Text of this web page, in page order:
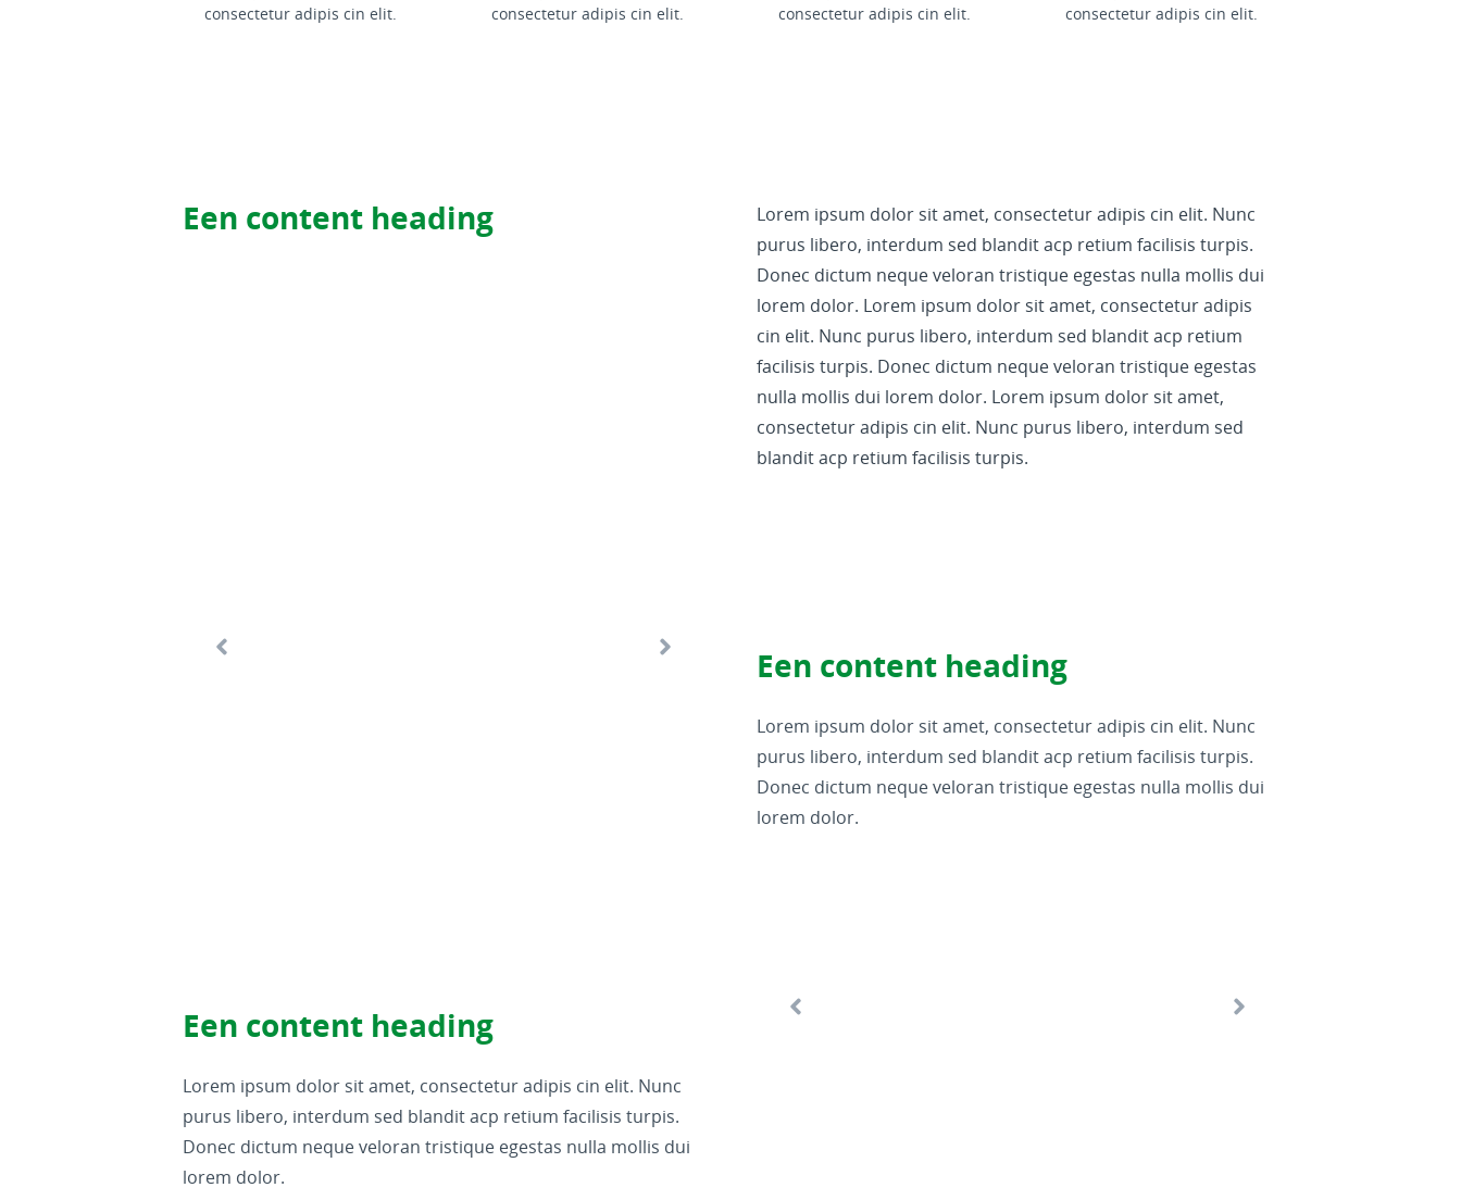
consectetur adipis cin elit.
consectetur adipis cin elit.
consectetur adipis cin elit.
consectetur adipis cin elit.
Een content heading
Lorem ipsum dolor sit amet, consectetur adipis cin elit. Nunc
purus libero, interdum sed blandit acp retium facilisis turpis.
Donec dictum neque veloran tristique egestas nulla mollis dui
lorem dolor. Lorem ipsum dolor sit amet, consectetur adipis
cin elit. Nunc purus libero, interdum sed blandit acp retium
facilisis turpis. Donec dictum neque veloran tristique egestas
nulla mollis dui lorem dolor. Lorem ipsum dolor sit amet,
consectetur adipis cin elit. Nunc purus libero, interdum sed
blandit acp retium facilisis turpis.
Een content heading
Lorem ipsum dolor sit amet, consectetur adipis cin elit. Nunc
purus libero, interdum sed blandit acp retium facilisis turpis.
Donec dictum neque veloran tristique egestas nulla mollis dui
lorem dolor.
Een content heading
Lorem ipsum dolor sit amet, consectetur adipis cin elit. Nunc
purus libero, interdum sed blandit acp retium facilisis turpis.
Donec dictum neque veloran tristique egestas nulla mollis dui
lorem dolor.